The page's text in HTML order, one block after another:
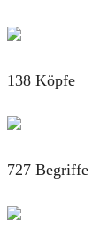
138 Köpfe
727 Begriffe